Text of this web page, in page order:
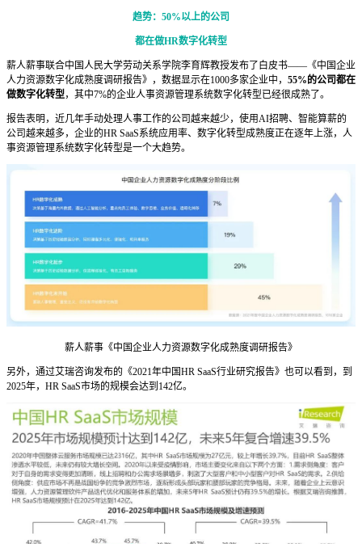
趋势：50%以上的公司
都在做HR数字化转型
薪人薪事联合中国人民大学劳动关系学院李育辉教授发布了白皮书——《中国企业
人力资源数字化成熟度调研报告》，数据显示在1000多家企业中， 55%的公司都在
做数字化转型，其中7%的企业人事资源管理系统数字化转型已经很成熟了。
报告表明，近几年手动处理人事工作的公司越来越少，使用AI招聘、智能算薪的
公司越来越多，企业的HR SaaS系统应用率、数字化转型成熟度正在逐年上涨，人
事资源管理系统数字化转型是一个大趋势。
薪人薪事《中国企业人力资源数字化成熟度调研报告》
另外，通过艾瑞咨询发布的《2021年中国HR SaaS行业研究报告》也可以看到，到
2025年，HR SaaS市场的规模会达到142亿。